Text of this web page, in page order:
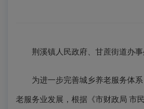
荆溪镇人民政府、甘蔗街道办事
为进一步完善城乡养老服务体系
老服务业发展，根据《市财政局 市